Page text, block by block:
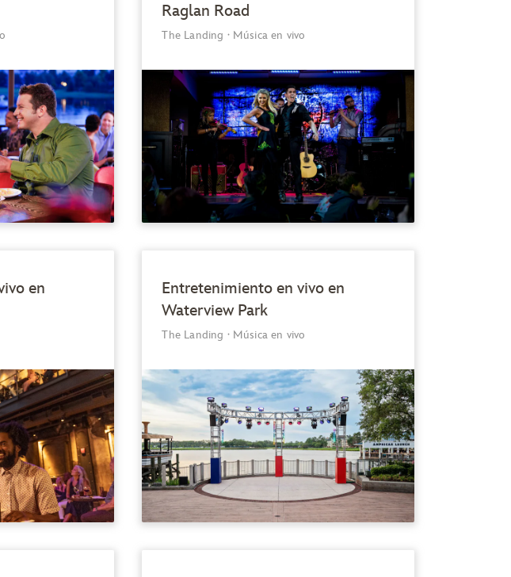
Raglan Road
The Landing · Música en vivo
en
Entretenimiento en vivo en
Waterview Park
The Landing · Música en vivo